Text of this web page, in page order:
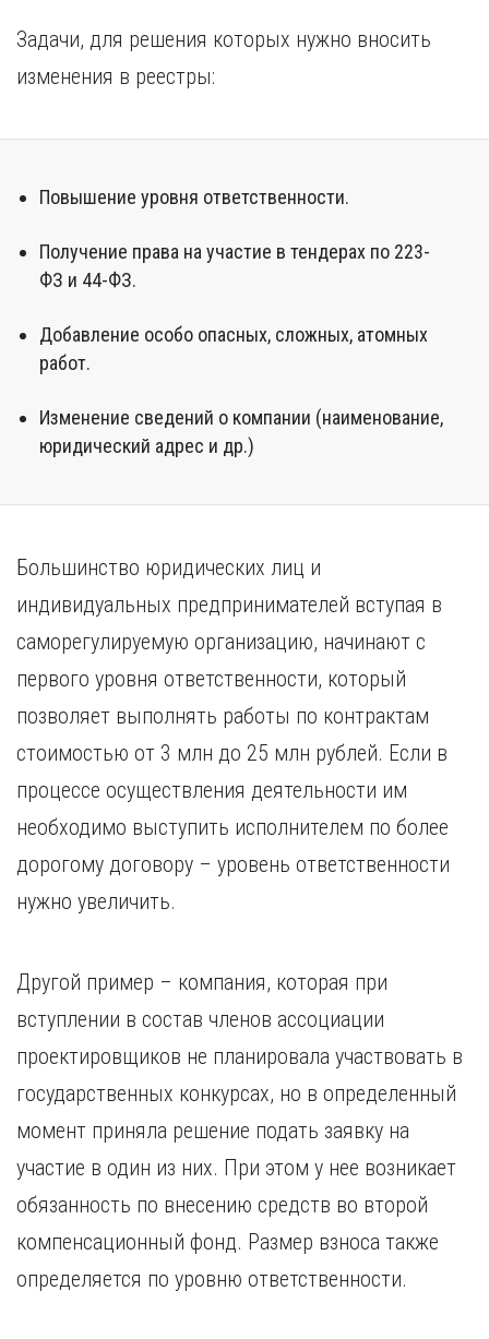
Задачи, для решения которых нужно вносить
изменения в реестры:
Повышение уровня ответственности.
Получение права на участие в тендерах по 223-
ФЗ и 44-ФЗ.
Добавление особо опасных, сложных, атомных
работ.
Изменение сведений о компании (наименование,
юридический адрес и др.)
Большинство юридических лиц и
индивидуальных предпринимателей вступая в
саморегулируемую организацию, начинают с
первого уровня ответственности, который
позволяет выполнять работы по контрактам
стоимостью от 3 млн до 25 млн рублей. Если в
процессе осуществления деятельности им
необходимо выступить исполнителем по более
дорогому договору – уровень ответственности
нужно увеличить.
Другой пример – компания, которая при
вступлении в состав членов ассоциации
проектировщиков не планировала участвовать в
государственных конкурсах, но в определенный
момент приняла решение подать заявку на
участие в один из них. При этом у нее возникает
обязанность по внесению средств во второй
компенсационный фонд. Размер взноса также
определяется по уровню ответственности.